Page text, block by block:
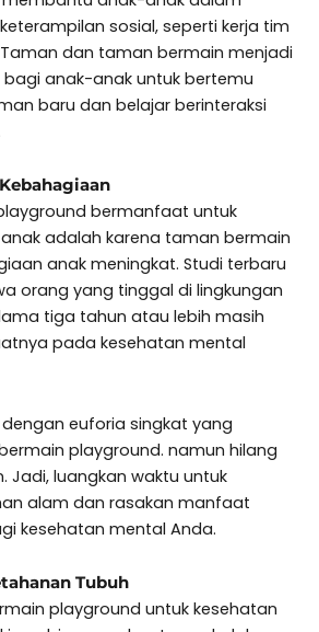
sosial, seperti kerja tim
dan taman bermain menjadi
anak-anak untuk bertemu
baru dan belajar berinteraksi
bermanfaat untuk
adalah karena taman bermain
anak meningkat. Studi terbaru
orang yang tinggal di lingkungan
tiga tahun atau lebih masih
pada kesehatan mental
euforia singkat yang
playground. namun hilang
Jadi, luangkan waktu untuk
alam dan rasakan manfaat
kesehatan mental Anda.
Tubuh
playground untuk kesehatan